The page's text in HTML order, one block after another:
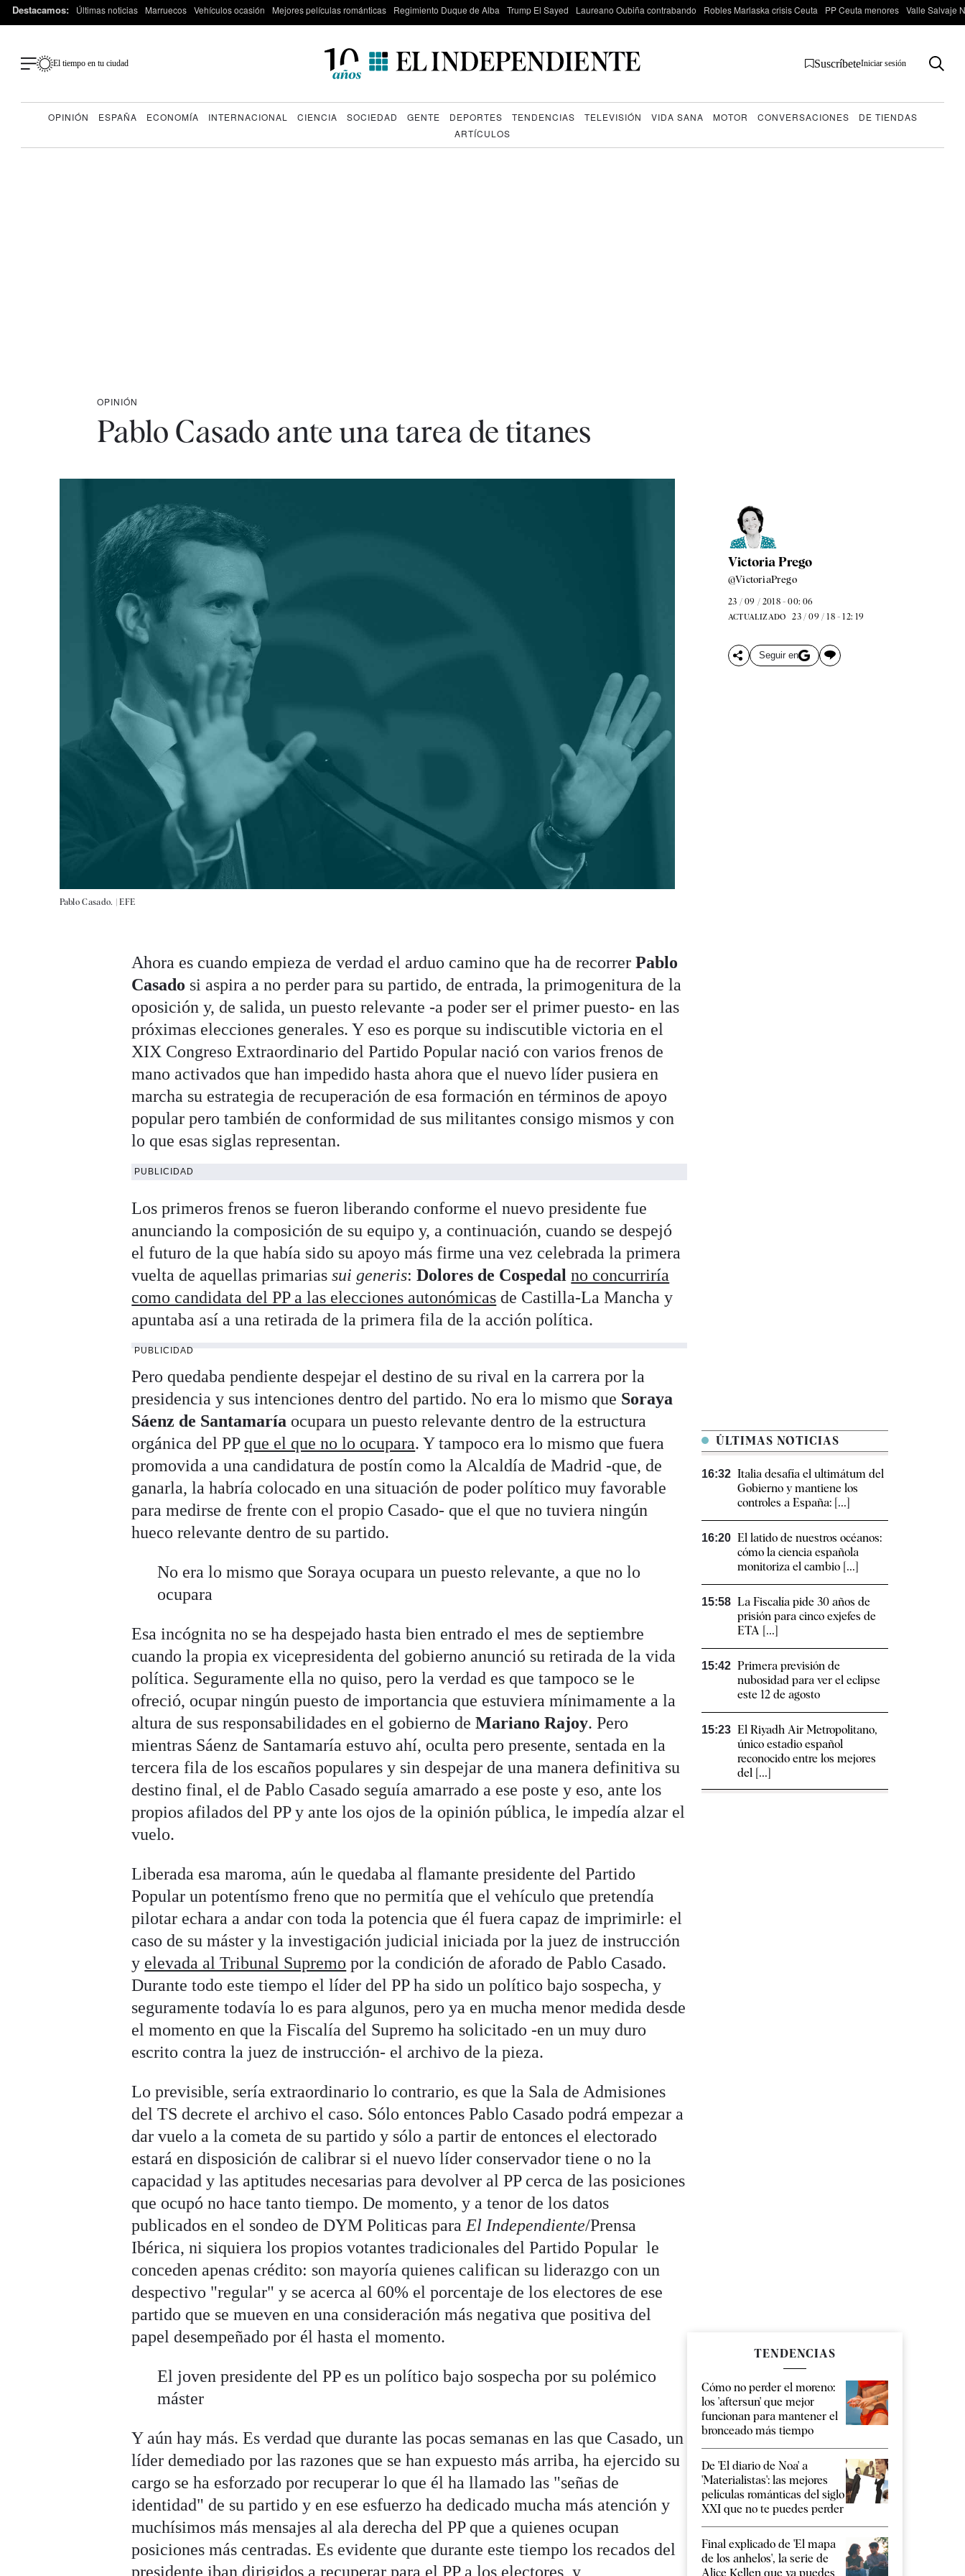
Destacamos: Últimas noticias Marruecos Vehículos ocasión Mejores películas románticas Regimiento Duque de Alba Trump El Sayed Laureano Oubiña contrabando Robles Marlaska crisis Ceuta PP Ceuta menores Valle Salvaje
El tiempo en tu ciudad SuscríbeteIniciar sesión
OPINIÓN ESPAÑA ECONOMÍA INTERNACIONAL CIENCIA SOCIEDAD GENTE DEPORTES TENDENCIAS TELEVISIÓN VIDA SANA MOTOR CONVERSACIONES
DE TIENDAS
ARTÍCULOS
OPINIÓN
Pablo Casado ante una tarea de titanes
Pablo Casado. |EFE
Victoria Prego
@VictoriaPrego
23 / 09 / 2018 - 00: 06
ACTUALIZADO 23 / 09 / 18 - 12: 19
Seguir en
Ahora es cuando empieza de verdad el arduo camino que ha de recorrerPablo
Casado si aspira a no perder para su partido, de entrada, la primogenitura de la
oposición y, de salida, un puesto relevante -a poder ser el primer puesto- en las
próximas elecciones generales. Y eso es porque su indiscutible victoria en el
XIX Congreso Extraordinario del Partido Popular nació con varios frenos de
mano activados que han impedido hasta ahora que el nuevo líder pusiera en
marcha su estrategia de recuperación de esa formación en términos de apoyo
popular pero también de conformidad de sus militantes consigo mismos y con
lo que esas siglas representan.
PUBLICIDAD
Los primeros frenos se fueron liberando conforme el nuevo presidente fue
anunciando la composición de su equipo y, a continuación, cuando se despejó
el futuro de la que había sido su apoyo más firme una vez celebrada la primera
vuelta de aquellas primariassui generis:Dolores de Cospedal no concurriría
como candidata del PP a las elecciones autonómicas de Castilla-La Mancha y
apuntaba así a una retirada de la primera fila de la acción política.
PUBLICIDAD
Pero quedaba pendiente despejar el destino de su rival en la carrera por la
presidencia y sus intenciones dentro del partido. No era lo mismo que Soraya
Sáenz de Santamaría ocupara un puesto relevante dentro de la estructura
orgánica del PPque el que no lo ocupara. Y tampoco era lo mismo que fuera
promovida a una candidatura de postín como la Alcaldía de Madrid -que, de
ganarla, la habría colocado en una situación de poder político muy favorable
para medirse de frente con el propio Casado- que el que no tuviera ningún
hueco relevante dentro de su partido.
No era lo mismo que Soraya ocupara un puesto relevante, a que no lo
ocupara
Esa incógnita no se ha despejado hasta bien entrado el mes de septiembre
cuando la propia ex vicepresidenta del gobierno anunció su retirada de la vida
política. Seguramente ella no quiso, pero la verdad es que tampoco se le
ofreció, ocupar ningún puesto de importancia que estuviera mínimamente a la
altura de sus responsabilidades en el gobierno de Mariano Rajoy. Pero
mientras Sáenz de Santamaría estuvo ahí, oculta pero presente, sentada en la
tercera fila de los escaños populares y sin despejar de una manera definitiva su
destino final, el de Pablo Casado seguía amarrado a ese poste y eso, ante los
propios afilados del PP y ante los ojos de la opinión pública, le impedía alzar el
vuelo.
Liberada esa maroma, aún le quedaba al flamante presidente del Partido
Popular un potentísmo freno que no permitía que el vehículo que pretendía
pilotar echara a andar con toda la potencia que él fuera capaz de imprimirle: el
caso de su máster y la investigación judicial iniciada por la juez de instrucción
y elevada al Tribunal Supremo por la condición de aforado de Pablo Casado.
Durante todo este tiempo el líder del PP ha sido un político bajo sospecha, y
seguramente todavía lo es para algunos, pero ya en mucha menor medida desde
el momento en que la Fiscalía del Supremo ha solicitado -en un muy duro
escrito contra la juez de instrucción- el archivo de la pieza.
Lo previsible, sería extraordinario lo contrario, es que la Sala de Admisiones
del TS decrete el archivo el caso. Sólo entonces Pablo Casado podrá empezar a
dar vuelo a la cometa de su partido y sólo a partir de entonces el electorado
estará en disposición de calibrar si el nuevo líder conservador tiene o no la
capacidad y las aptitudes necesarias para devolver al PP cerca de las posiciones
que ocupó no hace tanto tiempo. De momento, y a tenor de los datos
publicados en el sondeo de DYM Politicas paraEl Independiente/Prensa
Ibérica, ni siquiera los propios votantes tradicionales del Partido Popular le
conceden apenas crédito: son mayoría quienes califican su liderazgo con un
despectivo "regular" y se acerca al 60% el porcentaje de los electores de ese
partido que se mueven en una consideración más negativa que positiva del
papel desempeñado por él hasta el momento.
El joven presidente del PP es un político bajo sospecha por su polémico
máster
Y aún hay más. Es verdad que durante las pocas semanas en las que Casado, un
líder demediado por las razones que se han expuesto más arriba, ha ejercido su
cargo se ha esforzado por recuperar lo que él ha llamado las "señas de
identidad" de su partido y en ese esfuerzo ha dedicado mucha más atención y
muchísimos más mensajes al ala derecha del PP que a quienes ocupan
posiciones más centradas. Es evidente que durante este tiempo los recados del
presidente iban dirigidos a recuperar para el PP a los electores, y
ÚLTIMAS NOTICIAS
16:32 Italia desafía el ultimátum del
Gobierno y mantiene los
controles a España: [...]
16:20 El latido de nuestros océanos:
cómo la ciencia española
monitoriza el cambio [...]
15:58 La Fiscalía pide 30 años de
prisión para cinco exjefes de
ETA [...]
15:42 Primera previsión de
nubosidad para ver el eclipse
este 12 de agosto
15:23 El Riyadh Air Metropolitano,
único estadio español
reconocido entre los mejores
del [...]
TENDENCIAS
Cómo no perder el moreno:
los 'aftersun' que mejor
funcionan para mantener el
bronceado más tiempo
De 'El diario de Noa' a
'Materialistas': las mejores
películas románticas del siglo
XXI que no te puedes perder
Final explicado de 'El mapa
de los anhelos', la serie de
Alice Kellen que ya puedes